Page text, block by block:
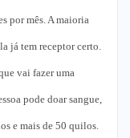
por mês. A maioria
já tem receptor certo.
vai fazer uma
pode doar sangue,
e mais de 50 quilos.